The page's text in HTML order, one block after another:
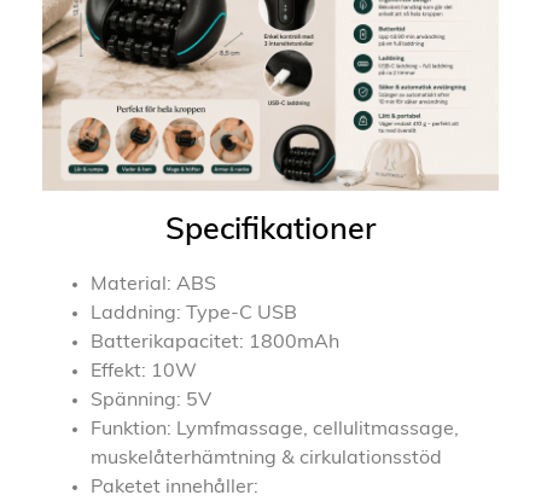
Specifikationer
Material: ABS
Laddning: Type-C USB
Batterikapacitet: 1800mAh
Effekt: 10W
Spänning: 5V
Funktion: Lymfmassage, cellulitmassage,
muskelåterhämtning & cirkulationsstöd
Paketet innehåller: